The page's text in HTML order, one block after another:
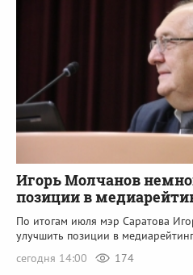
Игорь Молчанов
позиции в
По итогам июля мэр Саратова
улучшить позиции в
сегодня 14:00
174